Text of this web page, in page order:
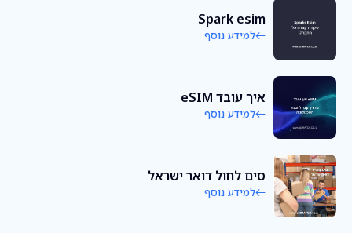
Spark esim
למידע נוסף
איך עובד eSIM
למידע נוסף
סים לחול דואר ישראל
למידע נוסף